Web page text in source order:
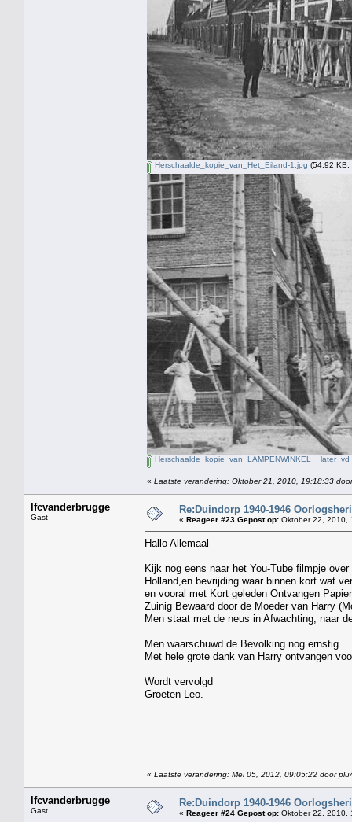
Herschaalde_kopie_van_Het_Eiland-1.jpg (54.92 KB,
« Laatste verandering: Oktober 21, 2010, 19:18:33
lfcvanderbrugge
Gast
Re:Duindorp 1940-1946
« Reageer #23 Gepost op: Oktober 22, 2010,
Hallo Allemaal
Kijk nog eens naar het You-Tube filmpje
Holland,en bevrijding waar binnen kort wat
en vooral met Kort geleden Ontvangen
Zuinig Bewaard door de Moeder van Harry
Men staat met de neus in Afwachting, naar
Men waarschuwd de Bevolking nog ernstig .
Met hele grote dank van Harry ontvangen
Wordt vervolgd
Groeten Leo.
« Laatste verandering: Mei 05, 2012, 09:05:22 door
lfcvanderbrugge
Gast
Re:Duindorp 1940-1946
« Reageer #24 Gepost op: Oktober 22, 2010,